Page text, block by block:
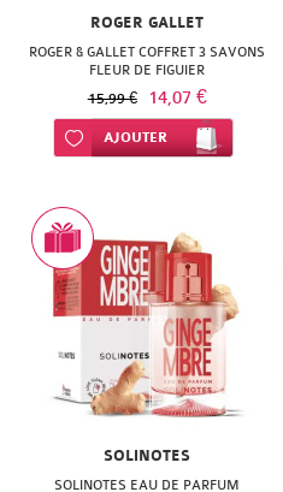
ROGER GALLET
ROGER & GALLET COFFRET 3 SAVONS
FLEUR DE FIGUIER
15,99 € 14,07 €
Ajouter à ma liste d’envie
AJOUTER
SOLINOTES
SOLINOTES EAU DE PARFUM